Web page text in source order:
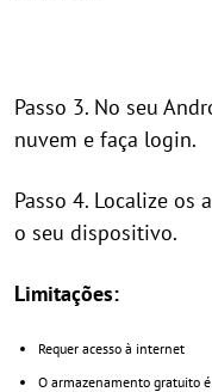
Passo 3. No seu
nuvem e faça login.
Passo 4. Localize os
o seu dispositivo.
Limitações:
Requer acesso à internet
O armazenamento gratuito